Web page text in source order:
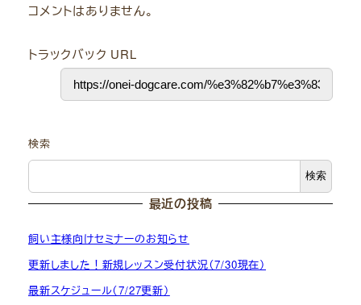
コメントはありません。
トラックバック URL
検索
検索
最近の投稿
飼い主様向けセミナーのお知らせ
更新しました！新規レッスン受付状況（7/30現在）
最新スケジュール（7/27更新）